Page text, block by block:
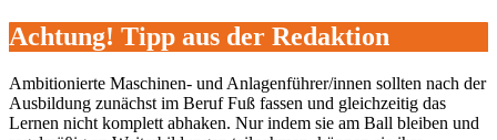
Achtung! Tipp aus der Redaktion
Ambitionierte Maschinen- und Anlagenführer/innen sollten nach der
Ausbildung zunächst im Beruf Fuß fassen und gleichzeitig das
Lernen nicht komplett abhaken. Nur indem sie am Ball bleiben und